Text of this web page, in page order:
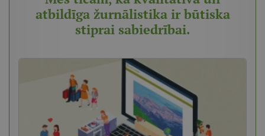
atbildīga žurnālistika ir būtiska
stiprai sabiedrībai.